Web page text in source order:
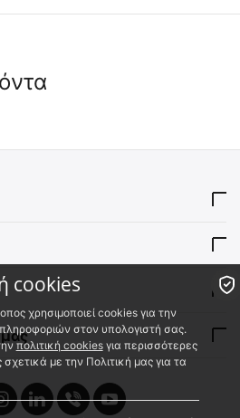
Άμεσα διαθέσιμο
Αποστολή σε 1 εως 3
εργάσιμες
€16.50
€13.31(χωρίς ΦΠΑ)
cookies
χρησιμοποιεί cookies για την
στον υπολογιστή σας.
πολιτική cookiesγια περισσότερες
σχετικά με την Πολιτική μας για τα